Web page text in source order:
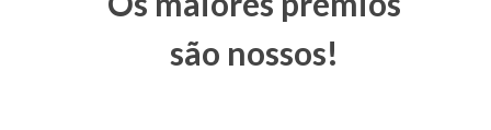
são nossos!